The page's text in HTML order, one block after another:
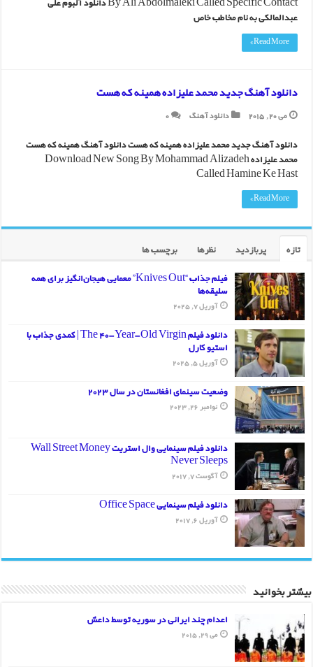
عبدالمالکی به نام مخاطب خاص
Read More »
دانلود آهنگ جدید محمد علیزاده همینه که هست
می 20, 2015 دانلود آهنگ 0
دانلود آهنگ جدید محمد علیزاده همینه که هست دانلود آهنگ همینه که هست
محمد علیزاده Download New Song By Mohammad Alizadeh
Called Hamine Ke Hast
Read More »
تازه پربازدید نظرها
برچسب ها
فیلم جذاب “Knives Out” معمایی هیجان‌انگیز برای همه
سلیقه‌ها
آوریل 7, 2025
دانلود فیلم The 40-Year-Old Virgin | کمدی جذاب با
استیو کارل
آوریل 5, 2025
وضعیت سینمای افغانستان در سال 2023
نوامبر 26, 2023
دانلود فیلم سینمایی وال استریت Wall Street Money
Never Sleeps
آگوست 7, 2017
دانلود فیلم سینمایی Office Space
آوریل 6, 2017
بیشتر بخوانید
اعدام چند ایرانی در سوریه توسط داعش
می 29, 2015